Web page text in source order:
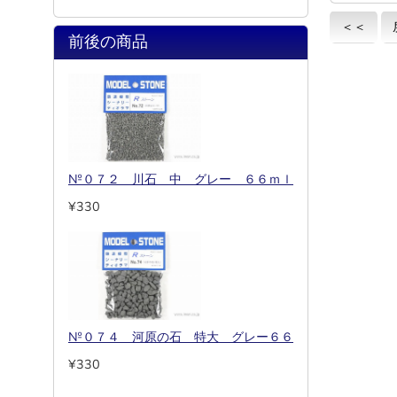
＜＜
前後の商品
№０７２ 川石 中 グレー ６６ｍｌ
¥330
№０７４ 河原の石 特大 グレー６６
¥330